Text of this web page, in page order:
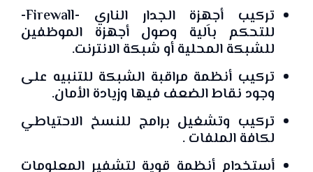
تركيب أجهزة الجدار الناري -Firewall-
للتحكم باَلية وصول أجهزة الموظفين
للشبكة المحلية أو شبكة الانترنت.
تركيب أنظمة مراقبة الشبكة للتنبيه على
وجود نقاط الضعف فيها وزيادة الأمان.
تركيب وتشغيل برامج للنسخ الاحتياطي
لكافة الملفات .
أستخدام أنظمة قوية لتشفير المعلومات